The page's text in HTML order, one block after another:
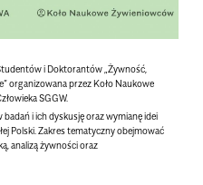
i Doktorantów „Żywność,
” organizowana przez Koło Naukowe
SGGW.
i ich dyskusję oraz wymianę idei
Polski. Zakres tematyczny obejmować
analizą żywności oraz